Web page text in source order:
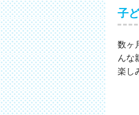
子
数ヶ
んな
楽し